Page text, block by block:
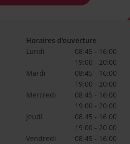
Horaires d'ouverture
Lundi
08:45 - 16:00
19:00 - 20:00
Mardi
08:45 - 16:00
19:00 - 20:00
Mercredi
08:45 - 16:00
19:00 - 20:00
Jeudi
08:45 - 16:00
19:00 - 20:00
Vendredi
08:45 - 16:00